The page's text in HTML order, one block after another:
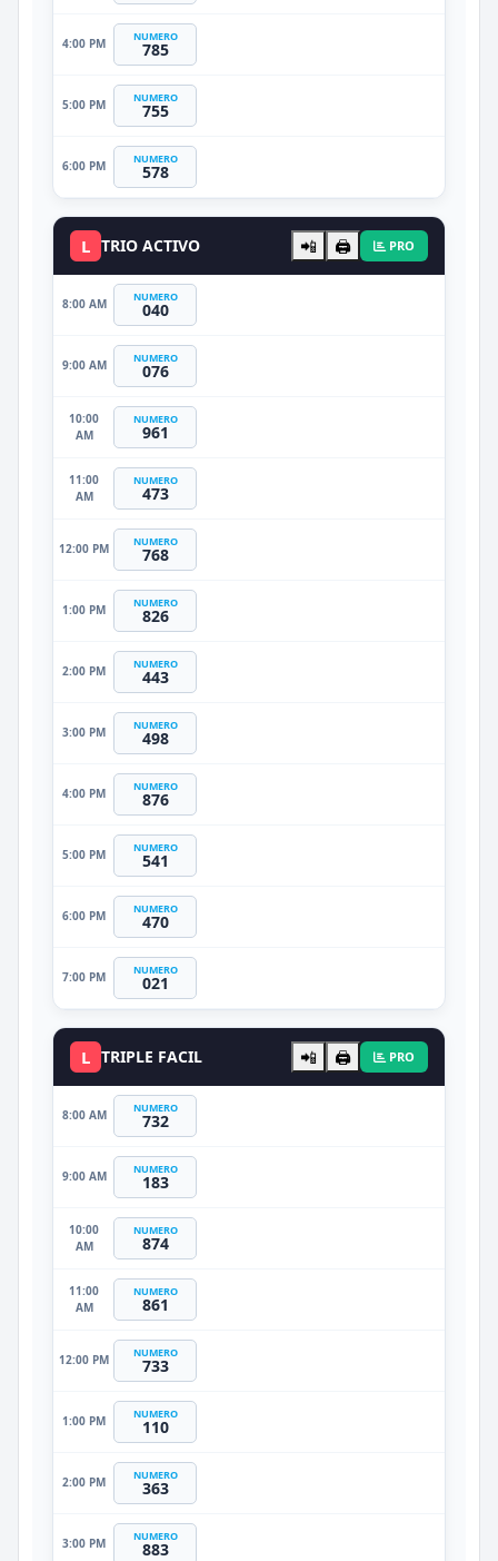
4:00 PM NUMERO
785
5:00 PM NUMERO
755
6:00 PM NUMERO
578
L TRIO ACTIVO 📲 🖨️ PRO
8:00 AM NUMERO
040
9:00 AM NUMERO
076
10:00
AM
NUMERO
961
11:00
AM
NUMERO
473
12:00 PM NUMERO
768
1:00 PM NUMERO
826
2:00 PM NUMERO
443
3:00 PM NUMERO
498
4:00 PM NUMERO
876
5:00 PM NUMERO
541
6:00 PM NUMERO
470
7:00 PM NUMERO
021
L TRIPLE FACIL 📲 🖨️ PRO
8:00 AM NUMERO
732
9:00 AM NUMERO
183
10:00
AM
NUMERO
874
11:00
AM
NUMERO
861
12:00 PM NUMERO
733
1:00 PM NUMERO
110
2:00 PM NUMERO
363
3:00 PM NUMERO
883